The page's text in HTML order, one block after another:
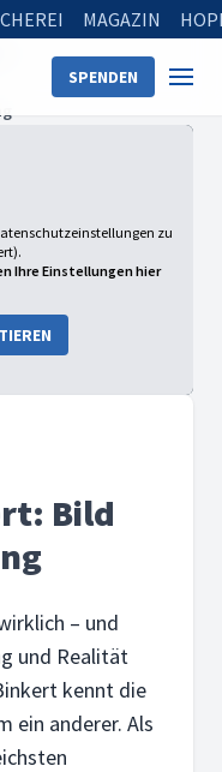
MAGAZIN
SPENDEN
zu
Ihre Einstellungen hier
Bild
– und
und Realität
kennt die
ein anderer. Als